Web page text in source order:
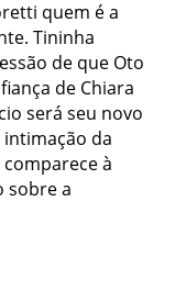
quem é a
Tininha
de que Oto
de Chiara
será seu novo
da
à
sobre a